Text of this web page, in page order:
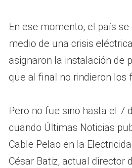
En ese momento, el país
medio de una crisis
asignaron la instalación de
que al final no rindieron los
Pero no fue sino hasta el 7
cuando Últimas Noticias
Cable Pelao en la
César Batiz, actual director